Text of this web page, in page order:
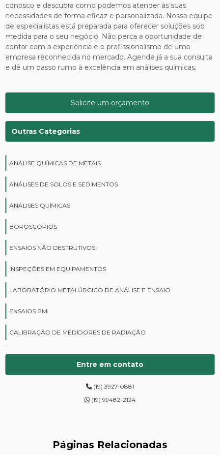
conosco e descubra como podemos atender às suas
necessidades de forma eficaz e personalizada. Nossa equipe
de especialistas está preparada para oferecer soluções sob
medida para o seu negócio. Não perca a oportunidade de
contar com a experiência e o profissionalismo de uma
empresa reconhecida no mercado. Agende já a sua consulta
e dê um passo rumo à excelência em análises químicas.
Solicite um orçamento
Outras Categorias
ANÁLISE QUÍMICAS DE METAIS
ANÁLISES DE SOLOS E SEDIMENTOS
ANÁLISES QUÍMICAS
BOROSCÓPIOS
ENSAIOS NÃO DESTRUTIVOS
INSPEÇÕES EM EQUIPAMENTOS
LABORATÓRIO METALÚRGICO DE ANÁLISE E ENSAIO
ENSAIOS PMI
CALIBRAÇÃO DE MEDIDORES DE RADIAÇÃO
CURSOS DE PROTEÇÃO RADIOLÓGICA
DIGITALIZAÇÃO DE FILMES RADIOGRÁFICOS
ENSAIOS DE DUREZA DE CAMPO
Entre em contato
(19) 3927-0881
(19) 99482-2124
Páginas Relacionadas